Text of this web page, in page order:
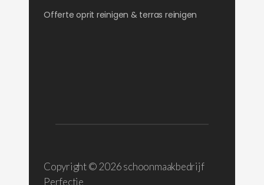
Offerte oprit reinigen & terras reinigen
Copyright © 2026 schoonmaakbedrijf
Perfectie